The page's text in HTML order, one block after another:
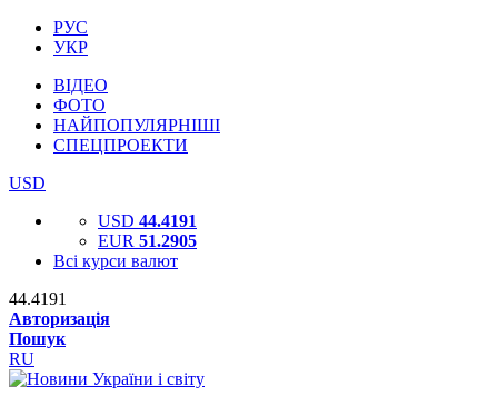
РУС
УКР
ВІДЕО
ФОТО
НАЙПОПУЛЯРНІШІ
СПЕЦПРОЕКТИ
USD
USD 44.4191
EUR 51.2905
Всі курси валют
44.4191
Авторизація
Пошук
RU